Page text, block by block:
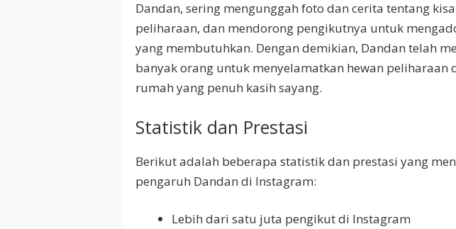
Dandan, sering mengunggah foto dan cerita tentang
peliharaan, dan mendorong pengikutnya untuk
yang membutuhkan. Dengan demikian, Dandan telah
banyak orang untuk menyelamatkan hewan peliharaan
rumah yang penuh kasih sayang.
Statistik dan Prestasi
Berikut adalah beberapa statistik dan prestasi yang
pengaruh Dandan di Instagram:
Lebih dari satu juta pengikut di Instagram